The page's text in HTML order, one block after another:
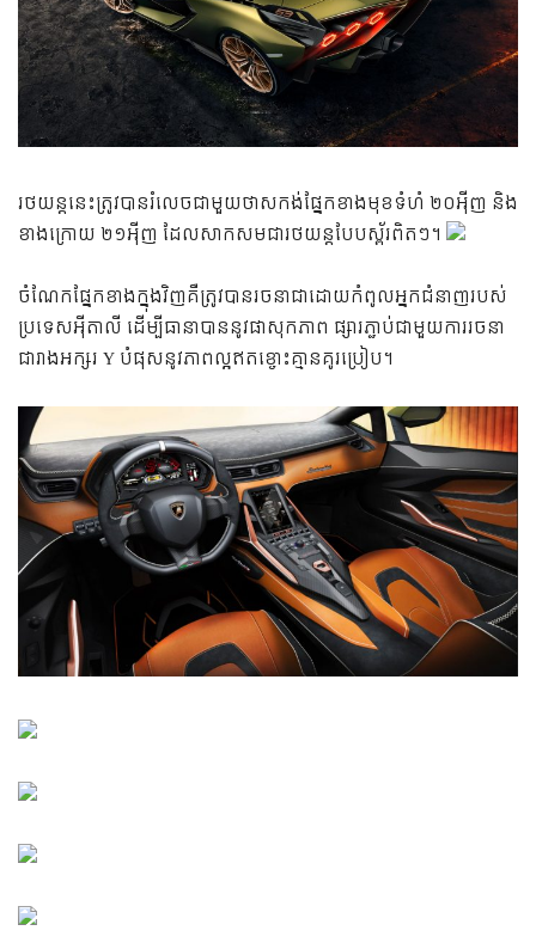
រថយន្តនេះត្រូវបានរំលេចជាមួយថាសកង់ផ្នែកខាងមុខទំហំ ២០អុីញ និង
ខាងក្រោយ ២១អុីញ ដែលសាកសមជារថយន្តបែបស្ព័រពិតៗ។
ចំណែកផ្នែកខាងក្នុងវិញគឺត្រូវបានរចនាជាដោយកំពូលអ្នកជំនាញរបស់
ប្រទេសអុីតាលី ដើម្បីធានាបាននូវផាសុកភាព ផ្សារភ្ជាប់ជាមួយការរចនា
ជារាងអក្សរ ​Y បំផុសនូវភាពល្អឥតខ្ចោះគ្មានគូរប្រៀប។